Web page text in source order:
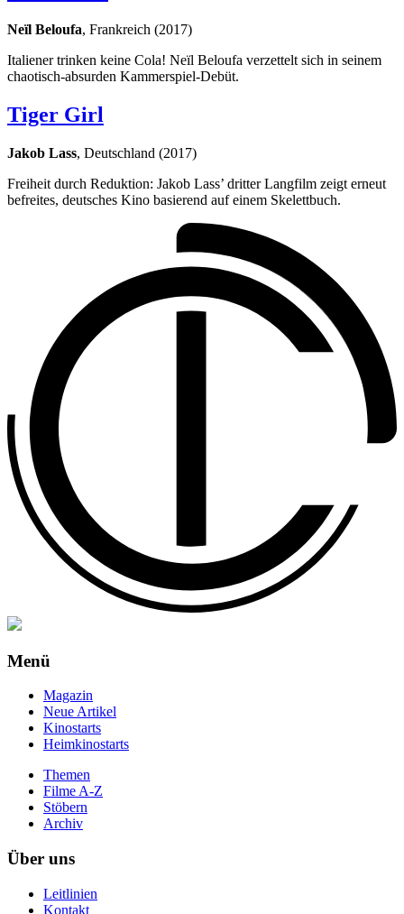
Neïl Beloufa, Frankreich (2017)
Italiener trinken keine Cola! Neïl Beloufa verzettelt sich in seinem
chaotisch-absurden Kammerspiel-Debüt.
Tiger Girl
Jakob Lass, Deutschland (2017)
Freiheit durch Reduktion: Jakob Lass’ dritter Langfilm zeigt erneut
befreites, deutsches Kino basierend auf einem Skelettbuch.
Menü
Magazin
Neue Artikel
Kinostarts
Heimkinostarts
Themen
Filme A-Z
Stöbern
Archiv
Über uns
Leitlinien
Kontakt